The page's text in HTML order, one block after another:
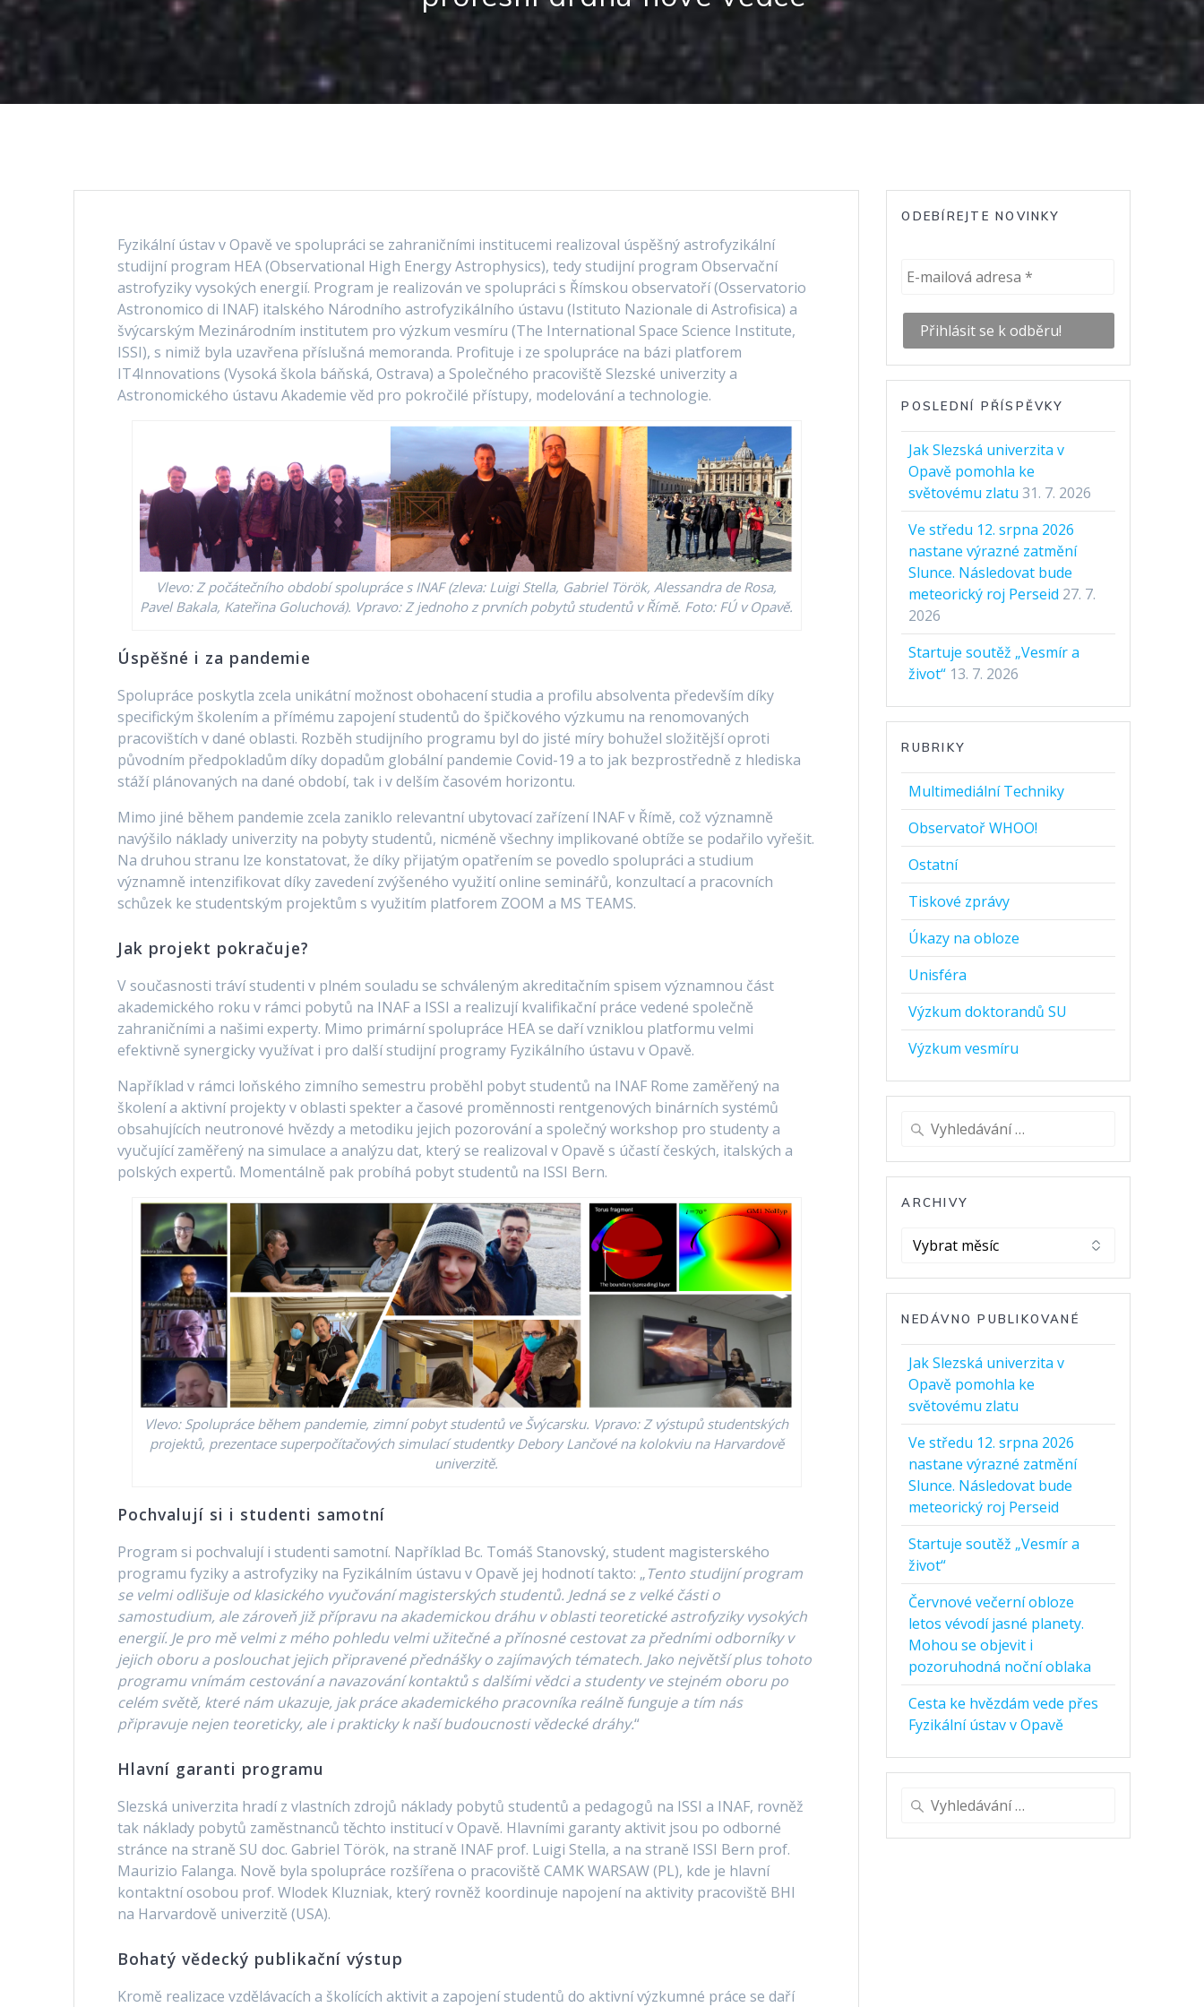
Fyzikální ústav v Opavě ve spolupráci se zahraničními institucemi realizoval úspěšný astrofyzikální
studijní program HEA (Observational High Energy Astrophysics), tedy studijní program Observační
astrofyziky vysokých energií. Program je realizován ve spolupráci s Římskou observatoří (Osservatorio
Astronomico di INAF) italského Národního astrofyzikálního ústavu (Istituto Nazionale di Astrofisica) a
švýcarským Mezinárodním institutem pro výzkum vesmíru (The International Space Science Institute,
ISSI), s nimiž byla uzavřena příslušná memoranda. Profituje i ze spolupráce na bázi platforem
IT4Innovations (Vysoká škola báňská, Ostrava) a Společného pracoviště Slezské univerzity a
Astronomického ústavu Akademie věd pro pokročilé přístupy, modelování a technologie.
Vlevo: Z počátečního období spolupráce s INAF (zleva: Luigi Stella, Gabriel Török, Alessandra de Rosa,
Pavel Bakala, Kateřina Goluchová). Vpravo: Z jednoho z prvních pobytů studentů v Římě. Foto: FÚ v Opavě.
Úspěšné i za pandemie
Spolupráce poskytla zcela unikátní možnost obohacení studia a profilu absolventa především díky
specifickým školením a přímému zapojení studentů do špičkového výzkumu na renomovaných
pracovištích v dané oblasti. Rozběh studijního programu byl do jisté míry bohužel složitější oproti
původním předpokladům díky dopadům globální pandemie Covid-19 a to jak bezprostředně z hlediska
stáží plánovaných na dané období, tak i v delším časovém horizontu.
Mimo jiné během pandemie zcela zaniklo relevantní ubytovací zařízení INAF v Římě, což významně
navýšilo náklady univerzity na pobyty studentů, nicméně všechny implikované obtíže se podařilo vyřešit.
Na druhou stranu lze konstatovat, že díky přijatým opatřením se povedlo spolupráci a studium
významně intenzifikovat díky zavedení zvýšeného využití online seminářů, konzultací a pracovních
schůzek ke studentským projektům s využitím platforem ZOOM a MS TEAMS.
Jak projekt pokračuje?
V současnosti tráví studenti v plném souladu se schváleným akreditačním spisem významnou část
akademického roku v rámci pobytů na INAF a ISSI a realizují kvalifikační práce vedené společně
zahraničními a našimi experty. Mimo primární spolupráce HEA se daří vzniklou platformu velmi
efektivně synergicky využívat i pro další studijní programy Fyzikálního ústavu v Opavě.
Například v rámci loňského zimního semestru proběhl pobyt studentů na INAF Rome zaměřený na
školení a aktivní projekty v oblasti spekter a časové proměnnosti rentgenových binárních systémů
obsahujících neutronové hvězdy a metodiku jejich pozorování a společný workshop pro studenty a
vyučující zaměřený na simulace a analýzu dat, který se realizoval v Opavě s účastí českých, italských a
polských expertů. Momentálně pak probíhá pobyt studentů na ISSI Bern.
Vlevo: Spolupráce během pandemie, zimní pobyt studentů ve Švýcarsku. Vpravo: Z výstupů studentských
projektů, prezentace superpočítačových simulací studentky Debory Lančové na kolokviu na Harvardově
univerzitě.
Pochvalují si i studenti samotní
Program si pochvalují i studenti samotní. Například Bc. Tomáš Stanovský, student magisterského
programu fyziky a astrofyziky na Fyzikálním ústavu v Opavě jej hodnotí takto: „Tento studijní program
se velmi odlišuje od klasického vyučování magisterských studentů. Jedná se z velké části o
samostudium, ale zároveň již přípravu na akademickou dráhu v oblasti teoretické astrofyziky vysokých
energií. Je pro mě velmi z mého pohledu velmi užitečné a přínosné cestovat za předními odborníky v
jejich oboru a poslouchat jejich připravené přednášky o zajímavých tématech. Jako největší plus tohoto
programu vnímám cestování a navazování kontaktů s dalšími vědci a studenty ve stejném oboru po
celém světě, které nám ukazuje, jak práce akademického pracovníka reálně funguje a tím nás
připravuje nejen teoreticky, ale i prakticky k naší budoucnosti vědecké dráhy.“
Hlavní garanti programu
Slezská univerzita hradí z vlastních zdrojů náklady pobytů studentů a pedagogů na ISSI a INAF, rovněž
tak náklady pobytů zaměstnanců těchto institucí v Opavě. Hlavními garanty aktivit jsou po odborné
stránce na straně SU doc. Gabriel Török, na straně INAF prof. Luigi Stella, a na straně ISSI Bern prof.
Maurizio Falanga. Nově byla spolupráce rozšířena o pracoviště CAMK WARSAW (PL), kde je hlavní
kontaktní osobou prof. Wlodek Kluzniak, který rovněž koordinuje napojení na aktivity pracoviště BHI
na Harvardově univerzitě (USA).
Bohatý vědecký publikační výstup
Kromě realizace vzdělávacích a školících aktivit a zapojení studentů do aktivní výzkumné práce se daří
ODEBÍREJTE NOVINKY
POSLEDNÍ PŘÍSPĚVKY
Jak Slezská univerzita v
Opavě pomohla ke
světovému zlatu 31. 7. 2026
Ve středu 12. srpna 2026
nastane výrazné zatmění
Slunce. Následovat bude
meteorický roj Perseid 27. 7.
2026
Startuje soutěž „Vesmír a
život“ 13. 7. 2026
RUBRIKY
Multimediální Techniky
Observatoř WHOO!
Ostatní
Tiskové zprávy
Úkazy na obloze
Unisféra
Výzkum doktorandů SU
Výzkum vesmíru
Vyhledat:
ARCHIVY
Archivy
NEDÁVNO PUBLIKOVANÉ
Jak Slezská univerzita v
Opavě pomohla ke
světovému zlatu
Ve středu 12. srpna 2026
nastane výrazné zatmění
Slunce. Následovat bude
meteorický roj Perseid
Startuje soutěž „Vesmír a
život“
Červnové večerní obloze
letos vévodí jasné planety.
Mohou se objevit i
pozoruhodná noční oblaka
Cesta ke hvězdám vede přes
Fyzikální ústav v Opavě
Vyhledat: